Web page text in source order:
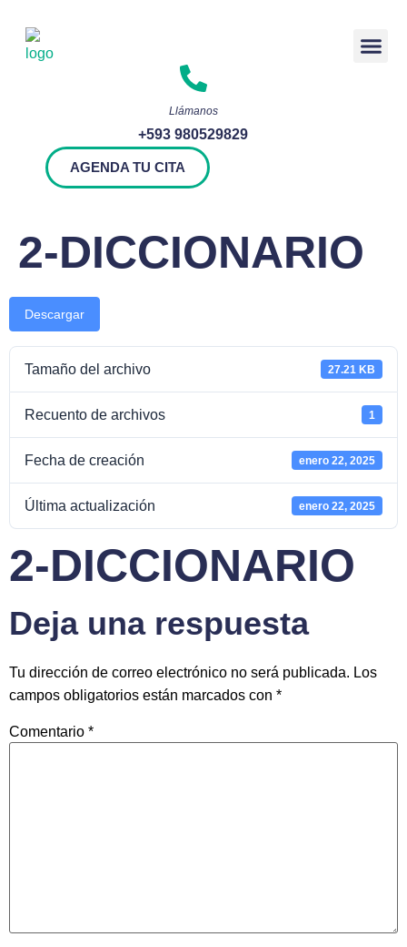
Llámanos
+593 980529829
AGENDA TU CITA
2-DICCIONARIO
Descargar
Tamaño del archivo 27.21 KB
Recuento de archivos 1
Fecha de creación enero 22, 2025
Última actualización enero 22, 2025
2-DICCIONARIO
Deja una respuesta
Tu dirección de correo electrónico no será publicada. Los
campos obligatorios están marcados con *
Comentario *